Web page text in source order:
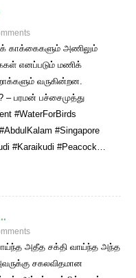
காக்கைகளும் அணிலும்
எனப்படும் மணிக்
வருகின்றன.
பரமன் பச்சைமுத்து
#WaterForBirds
#Singapore
#Karaikudi #Peacock…
வாய்ந்த அதீத சக்தி வாய்ந்த அந்த
சகலவிதமான